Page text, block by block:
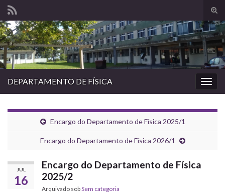
de
Search for:
DEPARTAMENTO DE FÍSICA
Encargo do Departamento de Física 2025/1
Encargo do Departamento de Física 2026/1
JUL
16
Encargo do Departamento de Física
2025/2
Arquivado sobSem categoria